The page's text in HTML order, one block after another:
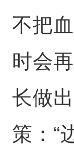
不把
时会
长做
策：“